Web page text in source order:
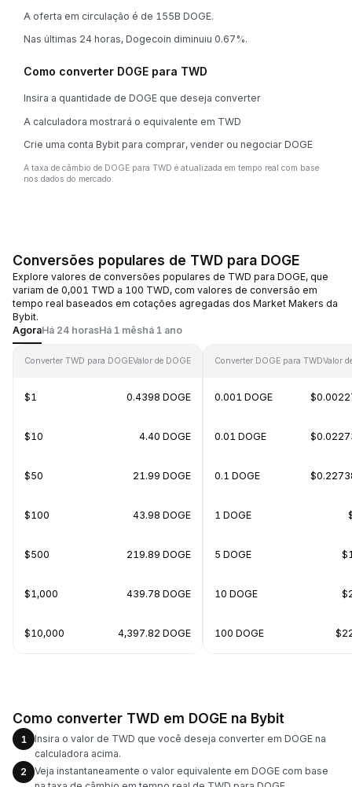
A oferta em circulação é de 155B DOGE.
Nas últimas 24 horas, Dogecoin diminuiu 0.67%.
Como converter DOGE para TWD
Insira a quantidade de DOGE que deseja converter
A calculadora mostrará o equivalente em TWD
Crie uma conta Bybit para comprar, vender ou negociar DOGE
A taxa de câmbio de DOGE para TWD é atualizada em tempo real com base
nos dados do mercado.
Conversões populares de TWD para DOGE
Explore valores de conversões populares de TWD para DOGE, que
variam de 0,001 TWD a 100 TWD, com valores de conversão em
tempo real baseados em cotações agregadas dos Market Makers da
Bybit.
AgoraHá 24 horasHá 1 mêshá 1 ano
Converter TWD para DOGEValor de DOGE
$1 0.4398 DOGE
$10 4.40 DOGE
$50 21.99 DOGE
$100 43.98 DOGE
$500 219.89 DOGE
$1,000 439.78 DOGE
$10,000 4,397.82 DOGE
Converter DOGE para TWDValor
0.001 DOGE
0.01 DOGE
0.1 DOGE
1 DOGE
5 DOGE
10 DOGE
100 DOGE
Como converter TWD em DOGE na Bybit
1
Insira o valor de TWD que você deseja converter em DOGE na
calculadora acima.
2
Veja instantaneamente o valor equivalente em DOGE com base